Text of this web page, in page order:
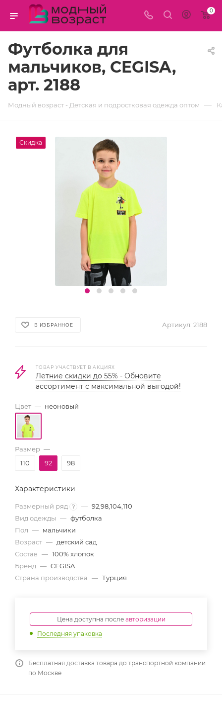
0
Футболка для
мальчиков, CEGISA,
арт. 2188
Модный возраст - Детская и подростковая одежда оптом —
Скидка
В ИЗБРАННОЕ Артикул: 2188
ТОВАР УЧАСТВУЕТ В АКЦИЯХ
Летние скидки до 55% - Обновите
ассортимент с максимальной выгодой!
Цвет — неоновый
Размер —
110
92 98
Характеристики
Размерный ряд ? — 92,98,104,110
Вид одежды — футболка
Пол — мальчики
Возраст — детский сад
Состав — 100% хлопок
Бренд — CEGISA
Страна производства — Турция
Цена доступна после авторизации
Последняя упаковка
Бесплатная доставка товара до транспортной компании
по Москве